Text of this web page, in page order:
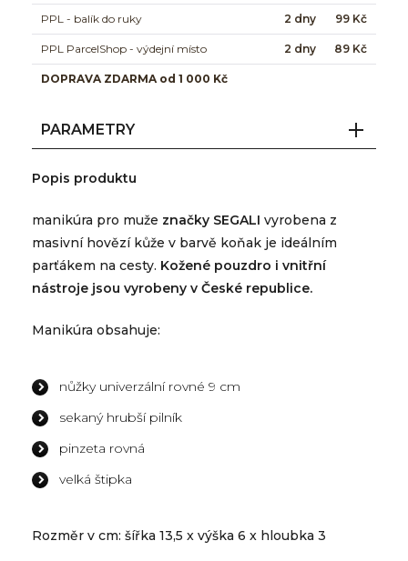
PPL - balík do ruky 2 dny 99 Kč
PPL ParcelShop - výdejní místo 2 dny 89 Kč
DOPRAVA ZDARMA od 1 000 Kč
PARAMETRY
Popis produktu
manikúra pro muže značky SEGALI vyrobena z
masivní hovězí kůže v barvě koňak je ideálním
parťákem na cesty. Kožené pouzdro i vnitřní
nástroje jsou vyrobeny v České republice.
Manikúra obsahuje:
nůžky univerzální rovné 9 cm
sekaný hrubší pilník
pinzeta rovná
velká štipka
Rozměr v cm: šířka 13,5 x výška 6 x hloubka 3